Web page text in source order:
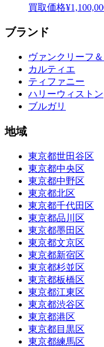
買取価格
ブランド
ヴァンクリーフ
カルティエ
ティファニー
ハリーウィストン
ブルガリ
地域
東京都世田谷区
東京都中央区
東京都中野区
東京都北区
東京都千代田区
東京都品川区
東京都墨田区
東京都文京区
東京都新宿区
東京都杉並区
東京都板橋区
東京都江東区
東京都渋谷区
東京都港区
東京都目黒区
東京都練馬区